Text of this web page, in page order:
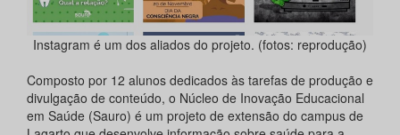
Instagram é um dos aliados do projeto. (fotos: reprodução)
Composto por 12 alunos dedicados às tarefas de produção e
divulgação de conteúdo, o Núcleo de Inovação Educacional
em Saúde (Sauro) é um projeto de extensão do campus de